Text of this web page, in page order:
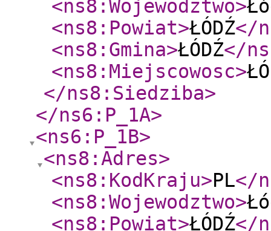
<ns8:Wojewodztwo>
<ns8:Powiat>ŁÓDŹ</
<ns8:Gmina>ŁÓDŹ</
<ns8:Miejscowosc>
</ns8:Siedziba>
</ns6:P_1A>
<ns6:P_1B>
<ns8:Adres>
<ns8:KodKraju>PL</
<ns8:Wojewodztwo>
<ns8:Powiat>ŁÓDŹ</